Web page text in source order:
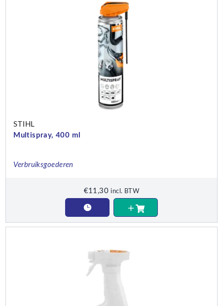
STIHL
Multispray, 400 ml
Verbruiksgoederen
€11,30 incl. BTW